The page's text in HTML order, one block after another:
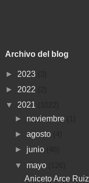
Archivo del blog
► 2023
► 2022
▼ 2021
► noviembre
► agosto
► junio
▼ mayo
Aniceto Arce Ruiz